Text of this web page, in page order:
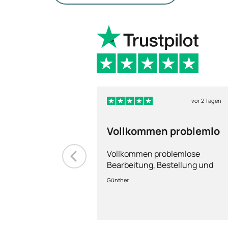
vor 2 Tagen
Vollkommen problemlo
Vollkommen problemlose
Bearbeitung, Bestellung und
Lieferung
Günther